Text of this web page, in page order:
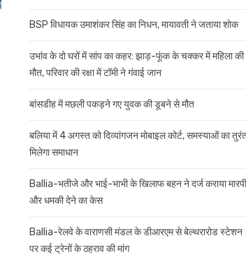
BSP विधायक उमाशंकर सिंह का निधन, मायावती ने जताया शोक
उभांव के दो घरों में सांप का कहर: झाड़-फूंक के चक्कर में महिला की
मौत, परिवार की रक्षा में टॉमी ने गंवाई जान
बांसडीह में मछली पकड़ने गए युवक की डूबने से मौत
बलिया में 4 अगस्त को दिव्यांगजन मोबाइल कोर्ट, समस्याओं का
मिलेगा समाधान
Ballia-भतीजे और भाई-भाभी के खिलाफ बहन ने दर्ज कराया
और धमकी देने का केस
Ballia-रेलवे के वाराणसी मंडल के डीआरएम से बेल्थरारोड स्टेशन
पर कई ट्रेनों के ठहराव की मांग